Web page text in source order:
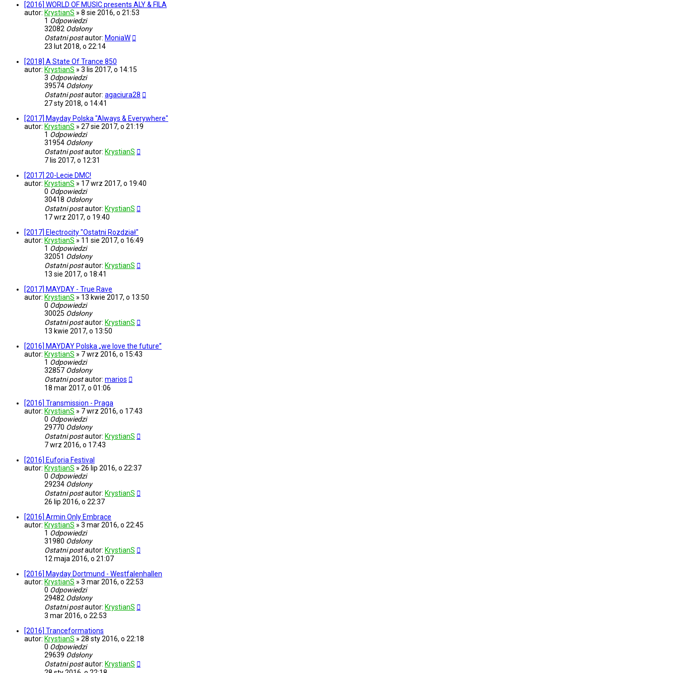
[2016] WORLD OF MUSIC presents ALY & FILA
autor: KrystianS » 8 sie 2016, o 21:53
1 Odpowiedzi
32082 Odsłony
Ostatni postautor: MoniaW
23 lut 2018, o 22:14
[2018] A State Of Trance 850
autor: KrystianS » 3 lis 2017, o 14:15
3 Odpowiedzi
39574 Odsłony
Ostatni postautor: agaciura28
27 sty 2018, o 14:41
[2017] Mayday Polska "Always & Everywhere"
autor: KrystianS » 27 sie 2017, o 21:19
1 Odpowiedzi
31954 Odsłony
Ostatni postautor: KrystianS
7 lis 2017, o 12:31
[2017] 20-Lecie DMC!
autor: KrystianS » 17 wrz 2017, o 19:40
0 Odpowiedzi
30418 Odsłony
Ostatni postautor: KrystianS
17 wrz 2017, o 19:40
[2017] Electrocity "Ostatni Rozdział"
autor: KrystianS » 11 sie 2017, o 16:49
1 Odpowiedzi
32051 Odsłony
Ostatni postautor: KrystianS
13 sie 2017, o 18:41
[2017] MAYDAY - True Rave
autor: KrystianS » 13 kwie 2017, o 13:50
0 Odpowiedzi
30025 Odsłony
Ostatni postautor: KrystianS
13 kwie 2017, o 13:50
[2016] MAYDAY Polska „we love the future”
autor: KrystianS » 7 wrz 2016, o 15:43
1 Odpowiedzi
32857 Odsłony
Ostatni postautor: marios
18 mar 2017, o 01:06
[2016] Transmission - Praga
autor: KrystianS » 7 wrz 2016, o 17:43
0 Odpowiedzi
29770 Odsłony
Ostatni postautor: KrystianS
7 wrz 2016, o 17:43
[2016] Euforia Festival
autor: KrystianS » 26 lip 2016, o 22:37
0 Odpowiedzi
29234 Odsłony
Ostatni postautor: KrystianS
26 lip 2016, o 22:37
[2016] Armin Only Embrace
autor: KrystianS » 3 mar 2016, o 22:45
1 Odpowiedzi
31980 Odsłony
Ostatni postautor: KrystianS
12 maja 2016, o 21:07
[2016] Mayday Dortmund - Westfalenhallen
autor: KrystianS » 3 mar 2016, o 22:53
0 Odpowiedzi
29482 Odsłony
Ostatni postautor: KrystianS
3 mar 2016, o 22:53
[2016] Tranceformations
autor: KrystianS » 28 sty 2016, o 22:18
0 Odpowiedzi
29639 Odsłony
Ostatni postautor: KrystianS